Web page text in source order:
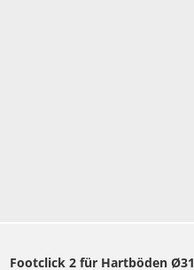
Footclick 2 für Hartböden Ø31